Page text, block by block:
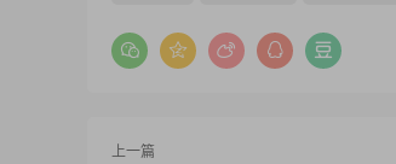
上一篇